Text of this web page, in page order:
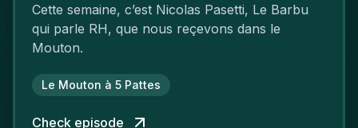
Cette semaine, c’est Nicolas Pasetti, Le Barbu
qui parle RH, que nous reçevons dans le
Mouton.
Le Mouton à 5 Pattes
Check episode